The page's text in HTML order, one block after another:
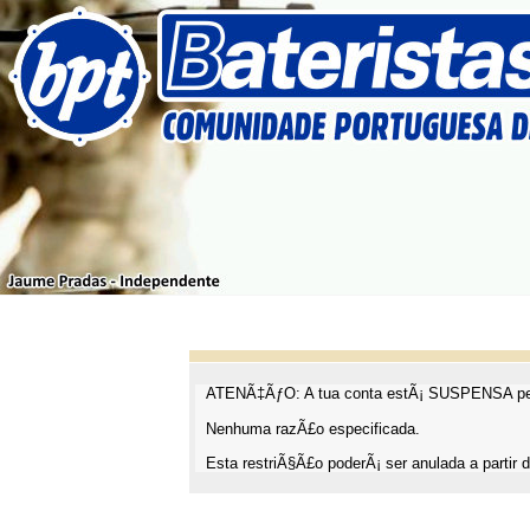
ATENÃ‡ÃƒO: A tua conta estÃ¡ SUSPENSA
Nenhuma razÃ£o especificada.
Esta restriÃ§Ã£o poderÃ¡ ser anulada a partir